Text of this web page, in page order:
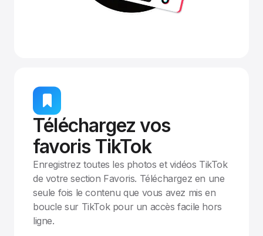
Téléchargez vos
favoris TikTok
Enregistrez toutes les photos et vidéos TikTok
de votre section Favoris. Téléchargez en une
seule fois le contenu que vous avez mis en
boucle sur TikTok pour un accès facile hors
ligne.